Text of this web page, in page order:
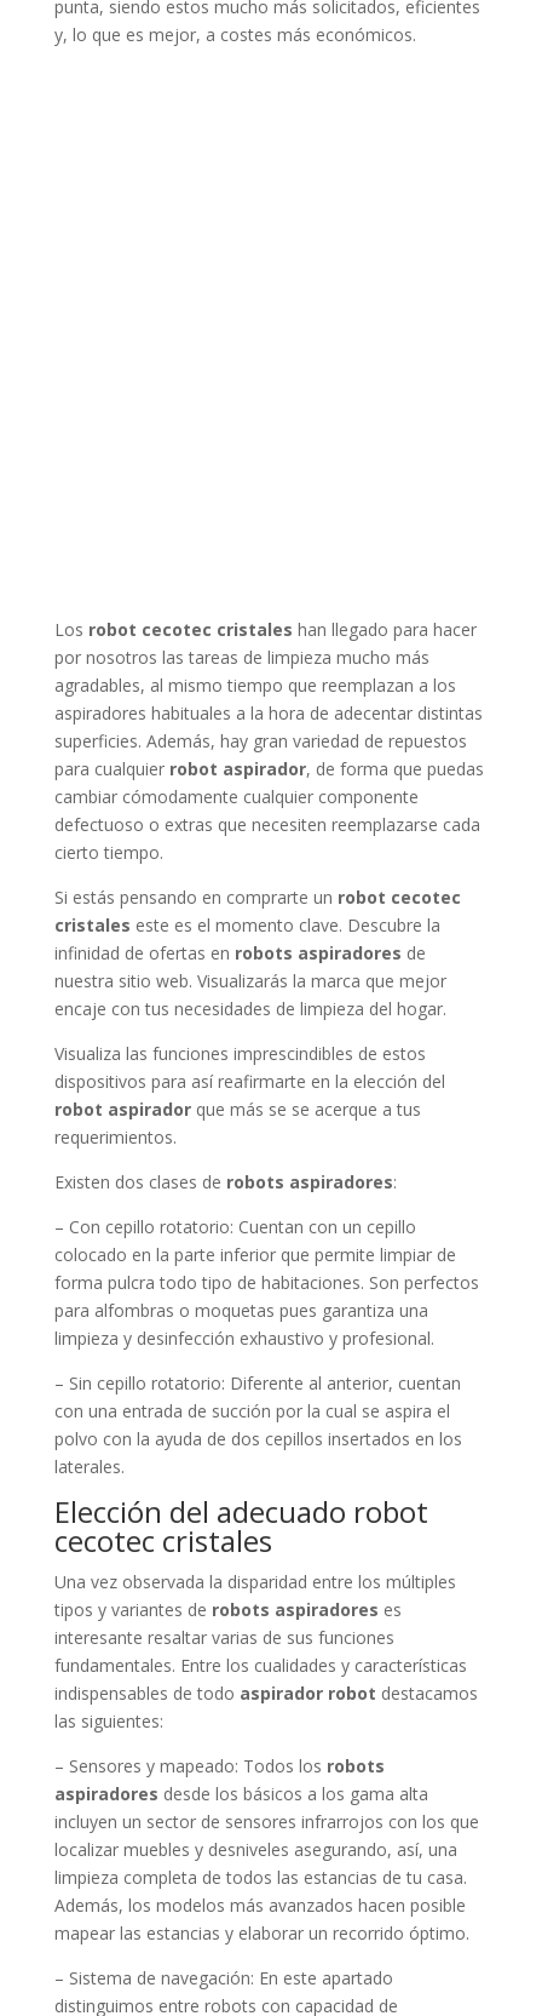
punta, siendo estos mucho más solicitados, eficientes
y, lo que es mejor, a costes más económicos.
Los robot cecotec cristales han llegado para hacer
por nosotros las tareas de limpieza mucho más
agradables, al mismo tiempo que reemplazan a los
aspiradores habituales a la hora de adecentar distintas
superficies. Además, hay gran variedad de repuestos
para cualquier robot aspirador, de forma que puedas
cambiar cómodamente cualquier componente
defectuoso o extras que necesiten reemplazarse cada
cierto tiempo.
Si estás pensando en comprarte un robot cecotec
cristales este es el momento clave. Descubre la
infinidad de ofertas en robots aspiradores de
nuestra sitio web. Visualizarás la marca que mejor
encaje con tus necesidades de limpieza del hogar.
Visualiza las funciones imprescindibles de estos
dispositivos para así reafirmarte en la elección del
robot aspiradorque más se se acerque a tus
requerimientos.
Existen dos clases de robots aspiradores:
– Con cepillo rotatorio: Cuentan con un cepillo
colocado en la parte inferior que permite limpiar de
forma pulcra todo tipo de habitaciones. Son perfectos
para alfombras o moquetas pues garantiza una
limpieza y desinfección exhaustivo y profesional.
– Sin cepillo rotatorio: Diferente al anterior, cuentan
con una entrada de succión por la cual se aspira el
polvo con la ayuda de dos cepillos insertados en los
laterales.
Elección del adecuado robot
cecotec cristales
Una vez observada la disparidad entre los múltiples
tipos y variantes de robots aspiradores es
interesante resaltar varias de sus funciones
fundamentales. Entre los cualidades y características
indispensables de todo aspirador robot destacamos
las siguientes:
– Sensores y mapeado: Todos los robots
aspiradores desde los básicos a los gama alta
incluyen un sector de sensores infrarrojos con los que
localizar muebles y desniveles asegurando, así, una
limpieza completa de todos las estancias de tu casa.
Además, los modelos más avanzados hacen posible
mapear las estancias y elaborar un recorrido óptimo.
– Sistema de navegación: En este apartado
distinguimos entre robots con capacidad de